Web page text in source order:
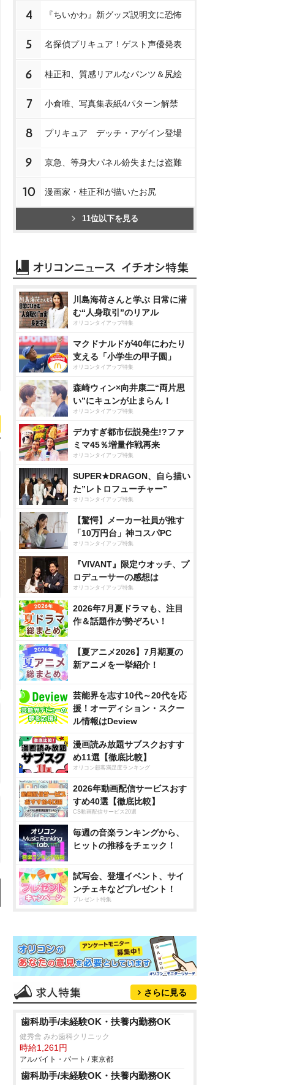
4 『ちいかわ』新グッズ説明文に恐怖
5 名探偵プリキュア！ゲスト声優発表
6 桂正和、質感リアルなパンツ＆尻絵
7 小倉唯、写真集表紙4パターン解禁
8 プリキュア デッチ・アゲイン登場
9 京急、等身大パネル紛失または盗難
10 漫画家・桂正和が描いたお尻
11位以下を見る
川島海荷さんと学ぶ 日常に潜
む“人身取引”のリアル
オリコンタイアップ特集
マクドナルドが40年にわたり
支える「小学生の甲子園」
オリコンタイアップ特集
森崎ウィン×向井康二“両片思
い”にキュンが止まらん！
オリコンタイアップ特集
デカすぎ都市伝説発生!?ファ
ミマ45％増量作戦再来
オリコンタイアップ特集
SUPER★DRAGON、自ら描い
た”レトロフューチャー”
オリコンタイアップ特集
【驚愕】メーカー社員が推す
「10万円台」神コスパPC
オリコンタイアップ特集
『VIVANT』限定ウオッチ、プ
ロデューサーの感想は
オリコンタイアップ特集
2026年7月夏ドラマも、注目
作＆話題作が勢ぞろい！
【夏アニメ2026】7月期夏の
新アニメを一挙紹介！
芸能界を志す10代～20代を応
援！オーディション・スクー
ル情報はDeview
漫画読み放題サブスクおすす
め11選【徹底比較】
オリコン顧客満足度ランキング
2026年動画配信サービスおす
すめ40選【徹底比較】
CS動画配信サービス20選
毎週の音楽ランキングから、
ヒットの推移をチェック！
試写会、登壇イベント、サイ
ンチェキなどプレゼント！
プレゼント特集
さらに見る
歯科助手/未経験OK・扶養内勤務OK
健秀會 みわ歯科クリニック
時給1,261円
アルバイト・パート / 東京都
歯科助手/未経験OK・扶養内勤務OK